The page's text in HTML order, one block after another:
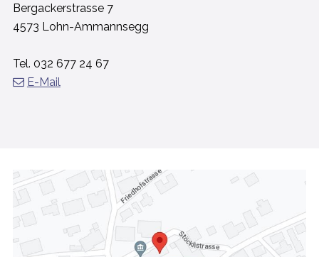
Bergackerstrasse 7
4573 Lohn-Ammannsegg
Tel. 032 677 24 67
E-Mail